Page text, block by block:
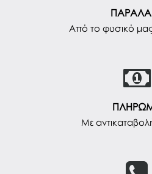
Από το φυσικό
Με